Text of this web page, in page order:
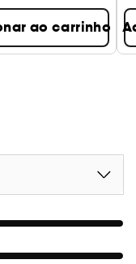
que causam
através da
através da ação
o cheiro
a fragrância
ao carrinho